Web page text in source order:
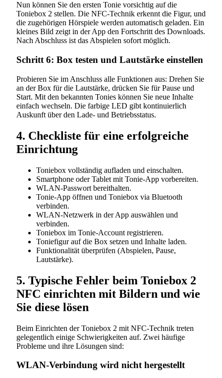
Nun können Sie den ersten Tonie vorsichtig auf die
Toniebox 2 stellen. Die NFC-Technik erkennt die Figur, und
die zugehörigen Hörspiele werden automatisch geladen. Ein
kleines Bild zeigt in der App den Fortschritt des Downloads.
Nach Abschluss ist das Abspielen sofort möglich.
Schritt 6: Box testen und Lautstärke einstellen
Probieren Sie im Anschluss alle Funktionen aus: Drehen Sie
an der Box für die Lautstärke, drücken Sie für Pause und
Start. Mit den bekannten Tonies können Sie neue Inhalte
einfach wechseln. Die farbige LED gibt kontinuierlich
Auskunft über den Lade- und Betriebsstatus.
4. Checkliste für eine erfolgreiche
Einrichtung
Toniebox vollständig aufladen und einschalten.
Smartphone oder Tablet mit Tonie-App vorbereiten.
WLAN-Passwort bereithalten.
Tonie-App öffnen und Toniebox via Bluetooth
verbinden.
WLAN-Netzwerk in der App auswählen und
verbinden.
Toniebox im Tonie-Account registrieren.
Toniefigur auf die Box setzen und Inhalte laden.
Funktionalität überprüfen (Abspielen, Pause,
Lautstärke).
5. Typische Fehler beim Toniebox 2
NFC einrichten mit Bildern und wie
Sie diese lösen
Beim Einrichten der Toniebox 2 mit NFC-Technik treten
gelegentlich einige Schwierigkeiten auf. Zwei häufige
Probleme und ihre Lösungen sind:
WLAN-Verbindung wird nicht hergestellt